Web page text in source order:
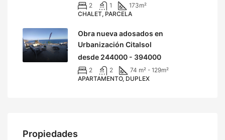
2 1 173m²
CHALET, PARCELA
Obra nueva adosados en
Urbanización Citalsol
desde 244000 - 394000
2 2 74 m² - 129m²
APARTAMENTO, DUPLEX
Propiedades